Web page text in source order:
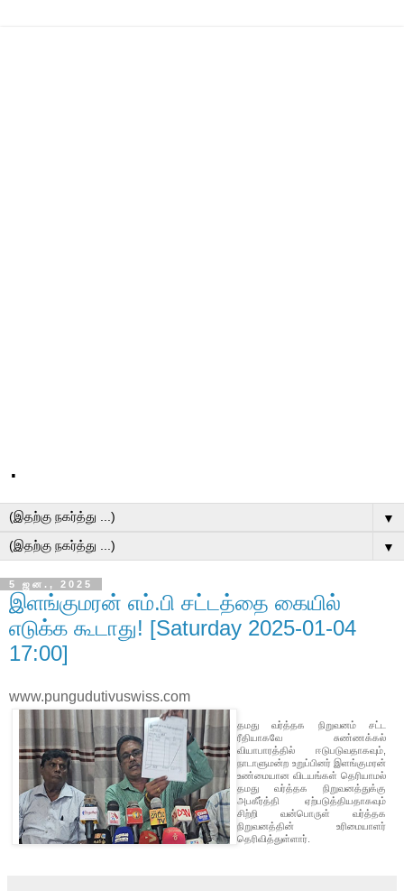
.
▼
▼
5 ஜன., 2025
இளங்குமரன் எம்.பி சட்டத்தை கையில்
எடுக்க கூடாது! [Saturday 2025-01-04
17:00]
www.pungudutivuswiss.com
தமது வர்த்தக நிறுவனம் சட்ட
ரீதியாகவே சுண்ணக்கல்
வியாபாரத்தில் ஈடுபடுவதாகவும்,
நாடாளுமன்ற உறுப்பினர் இளங்குமரன்
உண்மையான விடயங்கள் தெரியாமல்
தமது வர்த்தக நிறுவனத்துக்கு
அபகீர்த்தி ஏற்படுத்தியதாகவும்
சிற்றி வன்பொருள் வர்த்தக
நிறுவனத்தின் உரிமையாளர்
தெரிவித்துள்ளார்.